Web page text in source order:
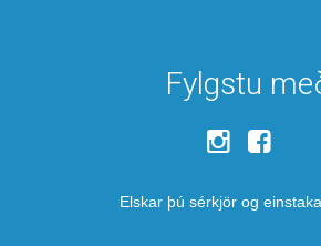
Fylgstu
Elskar þú sérkjör og